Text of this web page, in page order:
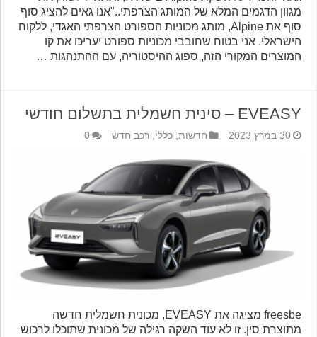
מגוון הדגמים המלא של המותג הצרפתי.."אנו גאים להציג סוף
סוף את Alpine, מותג מכוניות הספורט הצרפתי האגדי, ללקוח
הישראלי. אני בטוח שחובבי מכוניות ספורט יעריכו את קו
המוצרים המקורי הזה, ספוג ההיסטוריה, עם ההתנהגות …
EVEASY – סינית חשמלית בתשלום חודשי
30 במרץ 2023 חדשות,כללי,רכב חדש 0
freesbe מציגה את EVEASY, מכונית חשמלית חדשה
מתוצרת סין. זו לא עוד השקה רגילה של מכונית שתוכלו לרכוש